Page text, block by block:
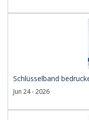
Schlüsselband
Jun 24 - 2026